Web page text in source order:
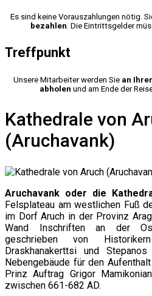
Es sind keine Vorauszahlungen nötig.
bezahlen . Die Eintrittsgelder
Treffpunkt
Unsere Mitarbeiter werden Sie an
abholen und am Ende der
Kathedrale von
(Aruchavank)
Aruchavank oder die
Felsplateau am westlichen Fuß
im Dorf Aruch in der Provinz
Wand Inschriften an der
geschrieben von
Draskhanakerttsi und
Nebengebäude für den
Prinz Auftrag Grigor
zwischen 661-682 AD.